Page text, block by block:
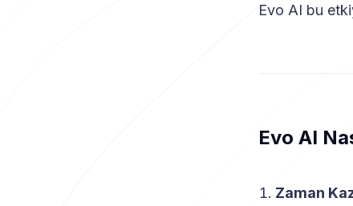
Evo AI bu
Evo AI
Zaman